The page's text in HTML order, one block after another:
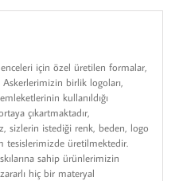
için özel üretilen formalar,
birlik logoları,
kullanıldığı
çıkartmaktadır,
sizlerin istediği renk, beden, logo
tesislerimizde üretilmektedir.
sahip ürünlerimizin
hiç bir materyal